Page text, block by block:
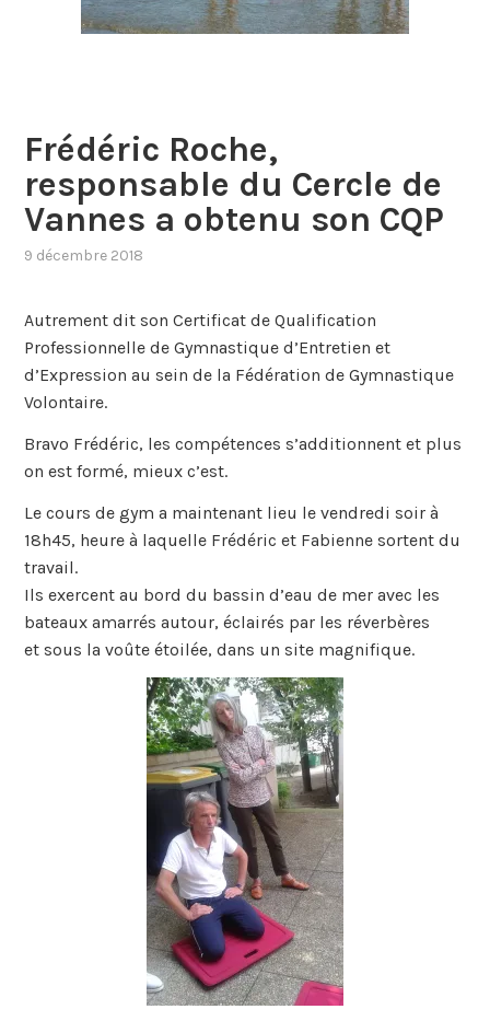
Frédéric Roche,
responsable du Cercle de
Vannes a obtenu son CQP
9 décembre 2018
Autrement dit son Certificat de Qualification
Professionnelle de Gymnastique d’Entretien et
d’Expression au sein de la Fédération de Gymnastique
Volontaire.
Bravo Frédéric, les compétences s’additionnent et plus
on est formé, mieux c’est.
Le cou‌rs de gym a maintenant lieu le vendredi soir à
18h45, heure à laquelle Frédéric et Fabienne sortent du
travail.
Ils exercent au bord du bassin d’eau de mer avec les
bateaux amarrés autour, éclairés par les réverbères
et sous la voûte étoilée, dans un site magnifique.